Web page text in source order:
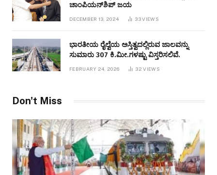
ಚಾಂಪಿಯನ್‌ಶಿಪ್ ಜಯ
DECEMBER 13, 2024 33VIEWS
ಭಾರತೀಯ ರೈಲ್ವೆಯ ಅಸ್ತಿತ್ವದಲ್ಲಿರುವ ಜಾಲವನ್ನು
ಸುಮಾರು 307 ಕಿ.ಮೀ.ಗಳಷ್ಟು ವಿಸ್ತರಿಸಲಿವೆ.
FEBRUARY 24, 2026 32VIEWS
Don't Miss